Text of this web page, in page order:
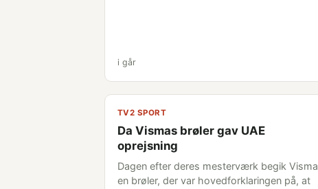
i går
TV2 SPORT
Da Vismas brøler gav UAE
oprejsning
Dagen efter deres mesterværk begik Visma
en brøler, der var hovedforklaringen på, at